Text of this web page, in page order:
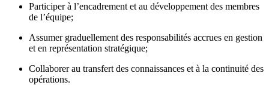
Participer à l’encadrement et au développement des membres
de l’équipe;
Assumer graduellement des responsabilités accrues en gestion
et en représentation stratégique;
Collaborer au transfert des connaissances et à la continuité des
opérations.